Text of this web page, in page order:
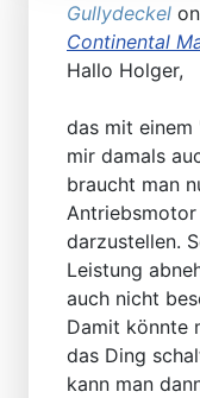
Gullydeckel
Continental
Hallo Holger,
das mit
mir damals
braucht man
Antriebsmotor
darzustellen.
Leistung
auch nicht
Damit könnte
das Ding
kann man